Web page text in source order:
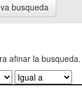
busqueda
afinar la busqueda.